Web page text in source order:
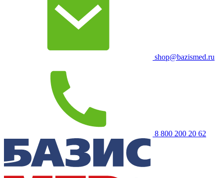
shop@bazismed.ru
8 800 200 20 62